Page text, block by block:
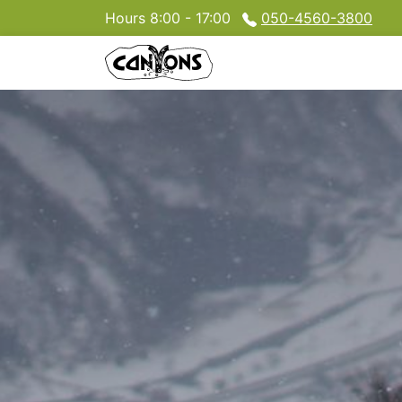
Hours 8:00 - 17:00 050-4560-3800